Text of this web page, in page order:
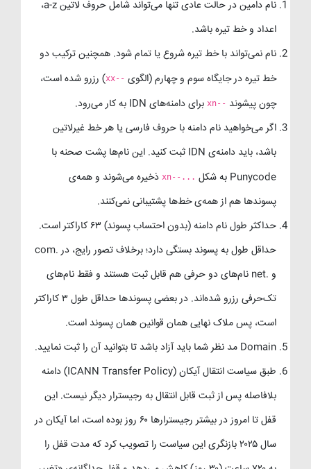
نام دامین در حالت عادی تنها می‌تواند شامل حروف لاتین a-z،
اعداد و خط تیره باشد.
نام نمی‌تواند با خط تیره شروع یا تمام شود. همچنین ترکیب دو
خط تیره در جایگاه سوم و چهارم (الگوی xx--) رزرو شده است،
چون پیشوند xn-- برای دامنه‌های IDN به کار می‌رود.
اگر می‌خواهید نام دامنه با حروف فارسی یا هر خط غیرلاتین
باشد، باید دامنه‌ی IDN ثبت کنید. این نام‌ها پشت صحنه با
Punycode به شکل
xn--... ذخیره می‌شوند و همه‌ی
پسوندها هم از همه‌ی خط‌ها پشتیبانی نمی‌کنند.
حداکثر طول نام دامنه (بدون احتساب پسوند) ۶۳ کاراکتر است.
حداقل طول به پسوند بستگی دارد؛ برخلاف تصور رایج، در .com
و .net نام‌های دو حرفی هم قابل ثبت هستند و فقط نام‌های
تک‌حرفی رزرو شده‌اند. در بعضی پسوندها حداقل طول ۳ کاراکتر
است، پس ملاک نهایی همان قوانین همان پسوند است.
Domain مد نظر شما باید آزاد باشد تا بتوانید آن را ثبت نمایید.
طبق سیاست انتقال آیکان (ICANN Transfer Policy) دامنه
بلافاصله پس از ثبت قابل انتقال به رجیسترار دیگر نیست. این
قفل تا امروز در بیشتر رجیسترارها ۶۰ روز بوده است، اما آیکان در
سال ۲۰۲۵ بازنگری این سیاست را تصویب کرد که مدت قفل را